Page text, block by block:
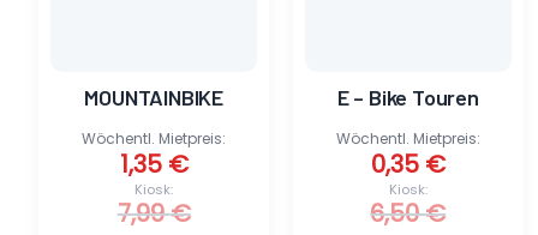
MOUNTAINBIKE
Kiosk:
7,99€
Wöchentl. Mietpreis:
1,35 €
E – Bike Touren
Kiosk:
6,50€
Wöchentl. Mietpreis:
0,35 €